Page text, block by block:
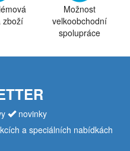
zboží
Možnost
velkoobchodní
spolupráce
novinky
a speciálních nabídkách